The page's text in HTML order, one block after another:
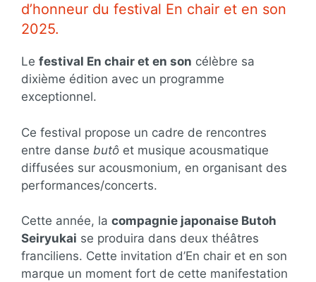
d’honneur du festival En chair et en son
2025.
Le festival En chair et en son célèbre sa
dixième édition avec un programme
exceptionnel.
Ce festival propose un cadre de rencontres
entre danse butô et musique acousmatique
diffusées sur acousmonium, en organisant des
performances/concerts.
Cette année, la compagnie japonaise Butoh
Seiryukai se produira dans deux théâtres
franciliens. Cette invitation d’En chair et en son
marque un moment fort de cette manifestation